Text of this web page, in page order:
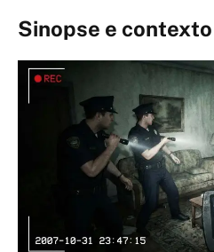
Sinopse e